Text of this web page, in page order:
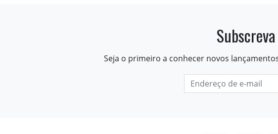
Seja o primeiro a conhecer novos